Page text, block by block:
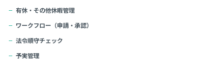
有休・その他休暇管理
ワークフロー（申請・承認）
法令順守チェック
予実管理